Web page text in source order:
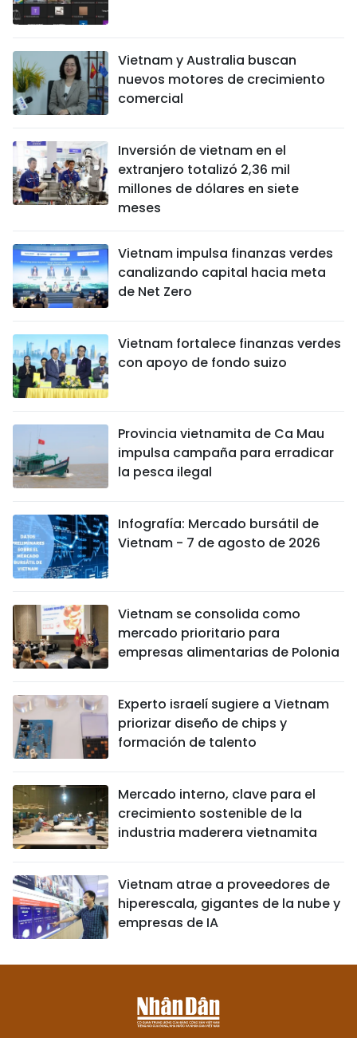
Vietnam y Australia buscan
nuevos motores de crecimiento
comercial
Inversión de vietnam en el
extranjero totalizó 2,36 mil
millones de dólares en siete
meses
Vietnam impulsa finanzas verdes
canalizando capital hacia meta
de Net Zero
Vietnam fortalece finanzas verdes
con apoyo de fondo suizo
Provincia vietnamita de Ca Mau
impulsa campaña para erradicar
la pesca ilegal
Infografía: Mercado bursátil de
Vietnam - 7 de agosto de 2026
Vietnam se consolida como
mercado prioritario para
empresas alimentarias de Polonia
Experto israelí sugiere a Vietnam
priorizar diseño de chips y
formación de talento
Mercado interno, clave para el
crecimiento sostenible de la
industria maderera vietnamita
Vietnam atrae a proveedores de
hiperescala, gigantes de la nube y
empresas de IA